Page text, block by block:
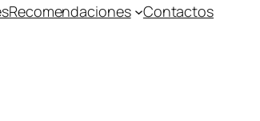
Recomendaciones Contactos